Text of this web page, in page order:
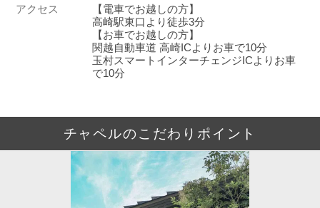
アクセス
【電車でお越しの方】
高崎駅東口より徒歩3分
【お車でお越しの方】
関越自動車道 高崎ICよりお車で10分
玉村スマートインターチェンジICよりお車
で10分
チャペルのこだわりポイント